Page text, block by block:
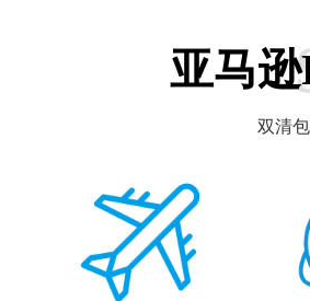
亚马
双清